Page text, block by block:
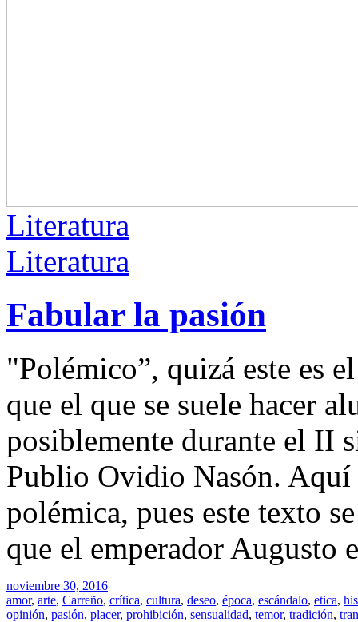
Literatura
Literatura
Fabular la pasión
"Polémico”, quizá este es
que el que se suele hacer
posiblemente durante el II
Publio Ovidio Nasón. Aquí
polémica, pues este texto
que el emperador Augusto
noviembre 30, 2016
amor, arte, Carreño, crítica, cultura, deseo, época, escándalo, etica,
opinión, pasión, placer, prohibición, sensualidad, temor, tradición,